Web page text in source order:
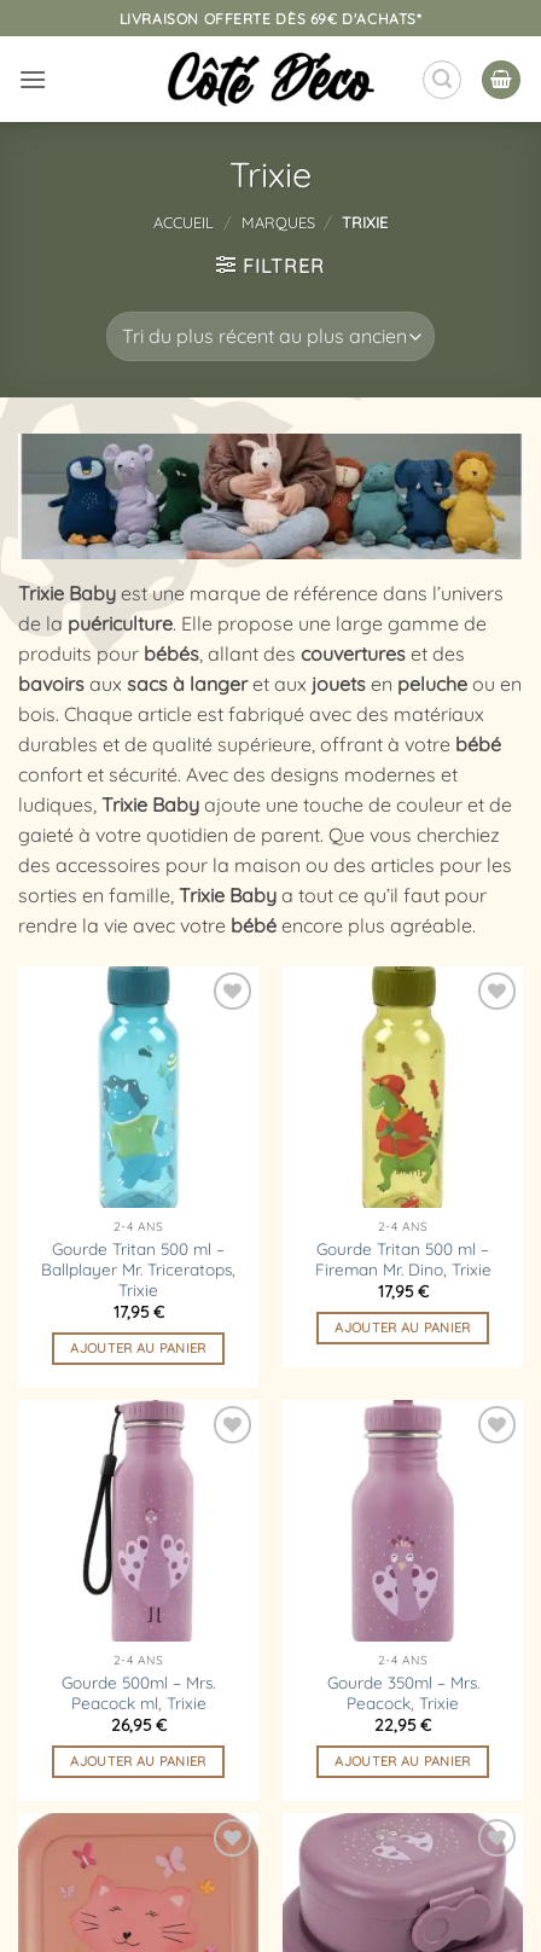
au
contenu
LIVRAISON OFFERTE DÈS 69€ D'ACHATS*
Trixie
ACCUEIL / MARQUES / TRIXIE
FILTRER
Trixie Baby est une marque de référence dans l’univers
de la puériculture. Elle propose une large gamme de
produits pour bébés, allant des couvertures et des
bavoirs aux sacs à langeret aux jouets en peluche ou en
bois. Chaque article est fabriqué avec des matériaux
durables et de qualité supérieure, offrant à votre bébé
confort et sécurité. Avec des designs modernes et
ludiques, Trixie Baby ajoute une touche de couleur et de
gaieté à votre quotidien de parent. Que vous cherchiez
des accessoires pour la maison ou des articles pour les
sorties en famille, Trixie Baby a tout ce qu’il faut pour
rendre la vie avec votre bébé encore plus agréable.
2-4 ANS
Gourde Tritan 500 ml –
Ballplayer Mr. Triceratops,
Trixie
17,95€
AJOUTER AU PANIER
2-4 ANS
Gourde Tritan 500 ml –
Fireman Mr. Dino, Trixie
17,95€
AJOUTER AU PANIER
2-4 ANS
Gourde 500ml – Mrs.
Peacock ml, Trixie
26,95€
AJOUTER AU PANIER
2-4 ANS
Gourde 350ml – Mrs.
Peacock, Trixie
22,95€
AJOUTER AU PANIER
à la
Ajouter
à la
liste
d’envies